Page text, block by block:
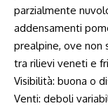
parzialmente
addensamenti
prealpine, ove non
tra rilievi veneti e
Visibilità: buona o
Venti: deboli